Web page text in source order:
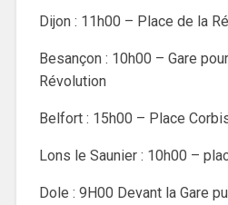
Dijon : 11h00 – Place de la
Besançon : 10h00 – Gare
Révolution
Belfort : 15h00 – Place
Lons le Saunier : 10h00 –
Dole : 9H00 Devant la Gare